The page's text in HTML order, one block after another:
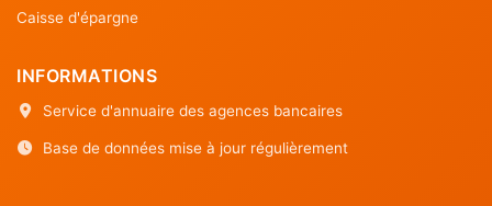
Caisse d'épargne
INFORMATIONS
Service d'annuaire des agences bancaires
Base de données mise à jour régulièrement